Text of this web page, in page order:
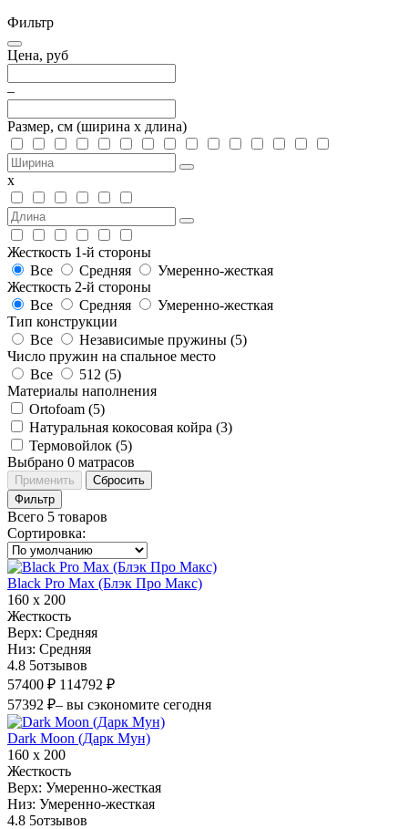
Фильтр
Цена, руб
–
Размер, см (ширина х длина)
х
Жесткость 1-й стороны
Все
Средняя
Умеренно-жесткая
Жесткость 2-й стороны
Все
Средняя
Умеренно-жесткая
Тип конструкции
Все
Независимые пружины (5)
Число пружин на спальное место
Все
512 (5)
Материалы наполнения
Ortofoam (5)
Натуральная кокосовая койра (3)
Термовойлок (5)
Выбрано 0 матрасов
Применить
Сбросить
Фильтр
Всего 5 товаров
Сортировка:
Black Pro Max (Блэк Про Макс)
160 х 200
Жесткость
Верх: Средняя
Низ: Средняя
4.8 5отзывов
57400 ₽ 114792 ₽
57392 ₽– вы сэкономите сегодня
Dark Moon (Дарк Мун)
160 х 200
Жесткость
Верх: Умеренно-жесткая
Низ: Умеренно-жесткая
4.8 5отзывов